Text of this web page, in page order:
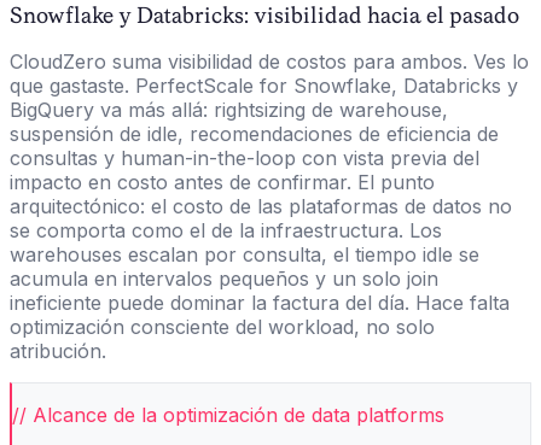
Snowflake y Databricks: visibilidad hacia el pasado
CloudZero suma visibilidad de costos para ambos. Ves lo
que gastaste. PerfectScale for Snowflake, Databricks y
BigQuery va más allá: rightsizing de warehouse,
suspensión de idle, recomendaciones de eficiencia de
consultas y human-in-the-loop con vista previa del
impacto en costo antes de confirmar. El punto
arquitectónico: el costo de las plataformas de datos no
se comporta como el de la infraestructura. Los
warehouses escalan por consulta, el tiempo idle se
acumula en intervalos pequeños y un solo join
ineficiente puede dominar la factura del día. Hace falta
optimización consciente del workload, no solo
atribución.
// Alcance de la optimización de data platforms